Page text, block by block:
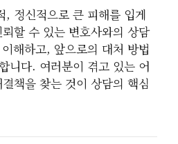
, 정신적으로 큰 피해를 입게
할 수 있는 변호사와의 상담
해하고, 앞으로의 대처 방법
니다. 여러분이 겪고 있는 어
책을 찾는 것이 상담의 핵심